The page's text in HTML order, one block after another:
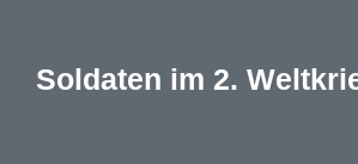
Soldaten im 2.